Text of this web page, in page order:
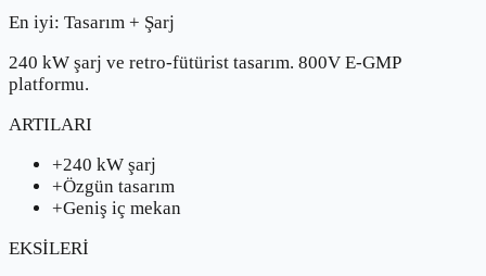
En iyi: Tasarım + Şarj
240 kW şarj ve retro-fütürist tasarım. 800V E-GMP
platformu.
ARTILARI
+240 kW şarj
+Özgün tasarım
+Geniş iç mekan
EKSİLERİ